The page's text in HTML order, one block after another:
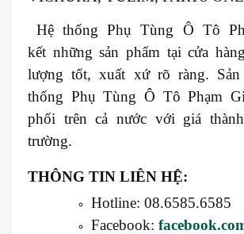
Hệ thống Phụ Tùng Ô Tô
kết những sản phẩm tại cửa
lượng tốt, xuất xứ rõ ràng.
thống Phụ Tùng Ô Tô Phạm
phối trên cả nước với giá
trường.
THÔNG TIN LIÊN HỆ:
Hotline: 08.6585.6585
Facebook: